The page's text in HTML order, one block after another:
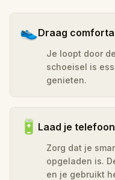
👟Draag
Je loopt door
schoeisel is
genieten.
🔋 Laad je
Zorg dat je
opgeladen is.
en je gebruikt